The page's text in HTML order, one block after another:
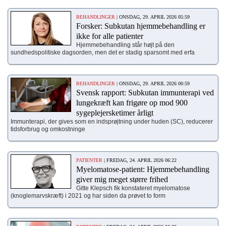
BEHANDLINGER | ONSDAG, 29. APRIL 2026 05:59
Forsker: Subkutan hjemmebehandling er
ikke for alle patienter
Hjemmebehandling står højt på den
sundhedspolitiske dagsorden, men det er stadig sparsomt med erfa
BEHANDLINGER | ONSDAG, 29. APRIL 2026 00:59
Svensk rapport: Subkutan immunterapi ved
lungekræft kan frigøre op mod 900
sygeplejersketimer årligt
Immunterapi, der gives som en indsprøjtning under huden (SC), reducerer
tidsforbrug og omkostninge
PATIENTER | FREDAG, 24. APRIL 2026 06:22
Myelomatose-patient: Hjemmebehandling
giver mig meget større frihed
Gitte Klepsch fik konstateret myelomatose
(knoglemarvskræft) i 2021 og har siden da prøvet to form